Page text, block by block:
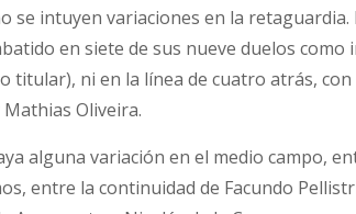
se intuyen variaciones en la
en siete de sus nueve duelos
titular), ni en la línea de cuatro atrás,
Mathias Oliveira.
alguna variación en el medio campo,
entre la continuidad de Facundo